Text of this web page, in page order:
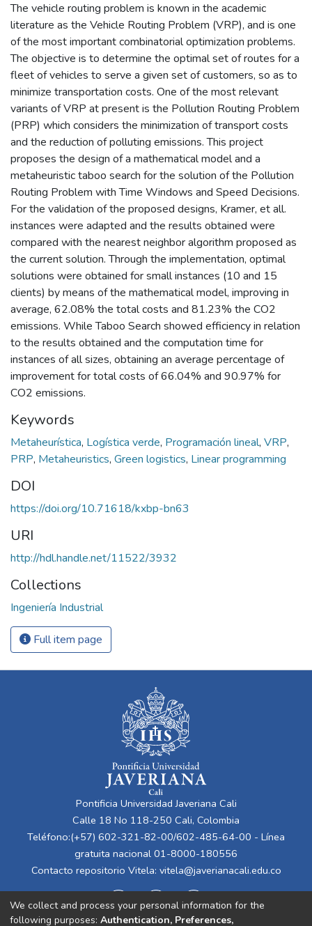
The vehicle routing problem is known in the academic
literature as the Vehicle Routing Problem (VRP), and is one
of the most important combinatorial optimization problems.
The objective is to determine the optimal set of routes for a
fleet of vehicles to serve a given set of customers, so as to
minimize transportation costs. One of the most relevant
variants of VRP at present is the Pollution Routing Problem
(PRP) which considers the minimization of transport costs
and the reduction of polluting emissions. This project
proposes the design of a mathematical model and a
metaheuristic taboo search for the solution of the Pollution
Routing Problem with Time Windows and Speed Decisions.
For the validation of the proposed designs, Kramer, et all.
instances were adapted and the results obtained were
compared with the nearest neighbor algorithm proposed as
the current solution. Through the implementation, optimal
solutions were obtained for small instances (10 and 15
clients) by means of the mathematical model, improving in
average, 62.08% the total costs and 81.23% the CO2
emissions. While Taboo Search showed efficiency in relation
to the results obtained and the computation time for
instances of all sizes, obtaining an average percentage of
improvement for total costs of 66.04% and 90.97% for
CO2 emissions.
Keywords
Metaheurística, Logística verde, Programación lineal, VRP,
PRP, Metaheuristics, Green logistics, Linear programming
DOI
https://doi.org/10.71618/kxbp-bn63
URI
http://hdl.handle.net/11522/3932
Collections
Ingeniería Industrial
Full item page
Pontificia Universidad Javeriana Cali
Calle 18 No 118-250 Cali, Colombia
Teléfono:(+57) 602-321-82-00/602-485-64-00 - Línea
gratuita nacional 01-8000-180556
Contacto repositorio Vitela: vitela@javerianacali.edu.co
We collect and process your personal information for the
following purposes: Authentication, Preferences,